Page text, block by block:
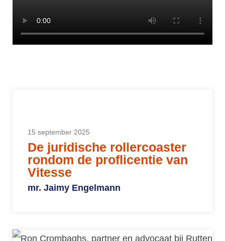
15 september 2025
De juridische rollercoaster
rondom de proflicentie van
Vitesse
mr. Jaimy Engelmann